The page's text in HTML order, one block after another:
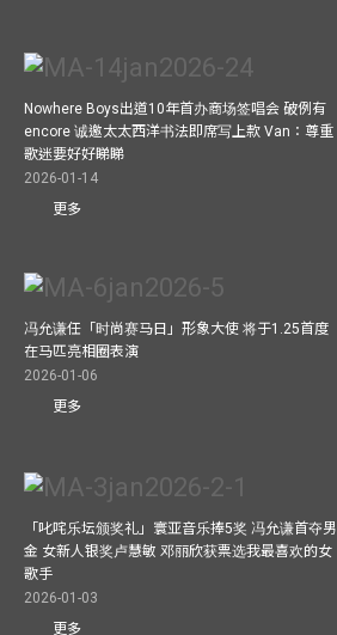
Nowhere Boys出道10年首办商场签唱会 破例有
encore 诚邀太太西洋书法即席写上款 Van：尊重
歌迷要好好睇睇
2026-01-14
更多
冯允谦任「时尚赛马日」形象大使 将于1.25首度
在马匹亮相圈表演
2026-01-06
更多
「叱咤乐坛颁奖礼」寰亚音乐捧5奖 冯允谦首夺男
金 女新人银奖卢慧敏 邓丽欣获票选我最喜欢的女
歌手
2026-01-03
更多